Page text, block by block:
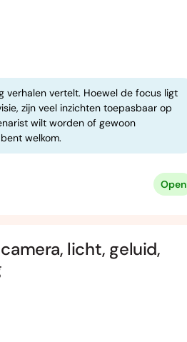
verhalen vertelt. Hoewel de focus ligt
zijn veel inzichten toepasbaar op
wilt worden of gewoon
welkom.
Open
licht, geluid,